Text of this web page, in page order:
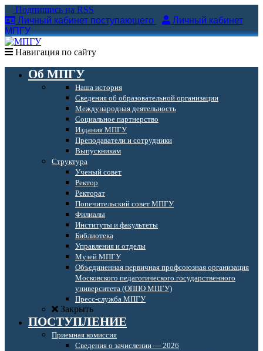
Подпишись на RSS
Личный кабинет поступающего
Личный кабинет
МПГУ
Навигация по сайту
Об МПГУ
Наша история
Сведения об образовательной организации
Международная деятельность
Социальное партнерство
Издания МПГУ
Преподаватели и сотрудники
Выпускникам
Структура
Ученый совет
Ректор
Ректорат
Попечительский совет МПГУ
Филиалы
Институты и факультеты
Библиотека
Управления и отделы
Музей МПГУ
Объединенная первичная профсоюзная организация
Московского педагогического государственного
университета (ОППО МПГУ)
Пресс-служба МПГУ
Закрыть
ПОСТУПЛЕНИЕ
Приемная комиссия
Сведения о зачислении — 2026